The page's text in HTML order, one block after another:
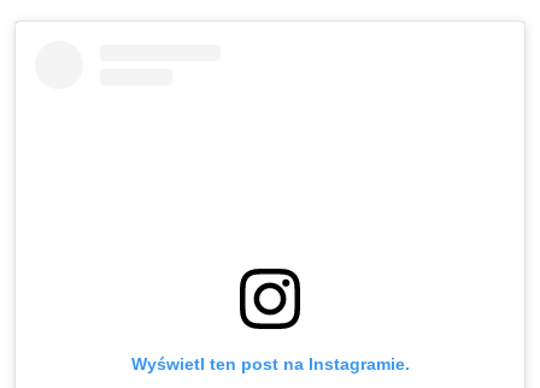
Wyświetl ten post na Instagramie.